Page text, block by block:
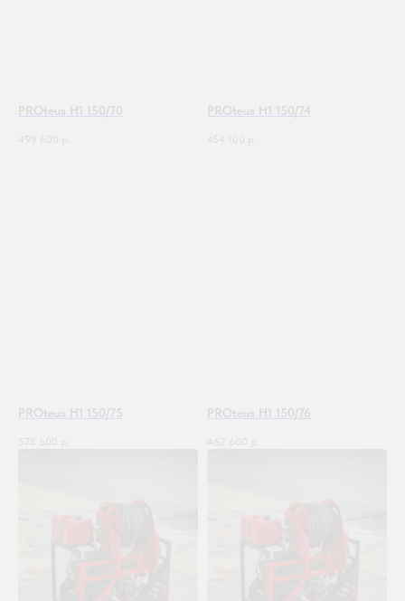
PROteus H1 150/70
499 600 р.
PROteus H1 150/74
454 100 р.
PROteus H1 150/75
578 600 р.
PROteus H1 150/76
462 600 р.